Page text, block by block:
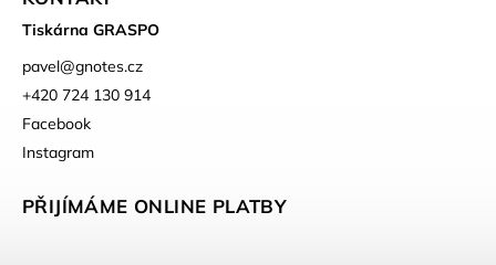
Tiskárna GRASPO
pavel@gnotes.cz
+420 724 130 914
Facebook
Instagram
PŘIJÍMÁME ONLINE PLATBY